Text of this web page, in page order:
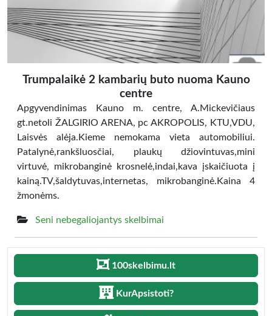
Trumpalaikė 2 kambarių buto nuoma Kauno
centre
Apgyvendinimas Kauno m. centre, A.Mickevičiaus
gt.netoli ŽALGIRIO ARENA, pc AKROPOLIS, KTU,VDU,
Laisvės alėja.Kieme nemokama vieta automobiliui.
Patalynė,rankšluosčiai, plaukų džiovintuvas,mini
virtuvė, mikrobanginė krosnelė,indai,kava įskaičiuota į
kainą.TV,šaldytuvas,internetas, mikrobanginė.Kaina 4
žmonėms.
Seni nebegaliojantys skelbimai
100skelbimu.lt
KurApsistoti?